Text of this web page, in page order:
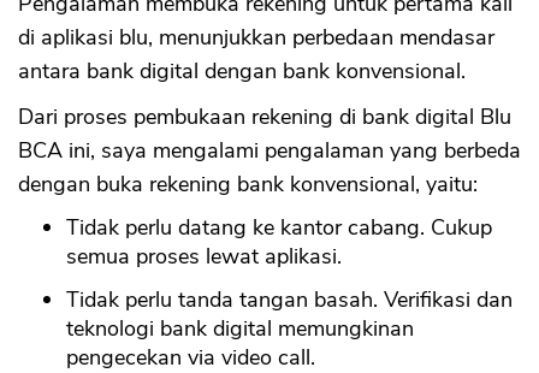
di aplikasi blu, menunjukkan perbedaan mendasar
antara bank digital dengan bank konvensional.
Dari proses pembukaan rekening di bank digital Blu
BCA ini, saya mengalami pengalaman yang berbeda
dengan buka rekening bank konvensional, yaitu:
Tidak perlu datang ke kantor cabang. Cukup
semua proses lewat aplikasi.
Tidak perlu tanda tangan basah. Verifikasi dan
teknologi bank digital memungkinan
pengecekan via video call.